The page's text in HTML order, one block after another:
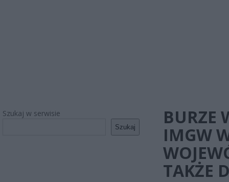
Szukaj w serwisie
Szukaj
BURZE
IMGW
TAKŻE